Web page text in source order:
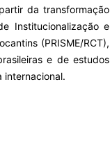
da transformação
Institucionalização e
(PRISME/RCT),
e de estudos
internacional.